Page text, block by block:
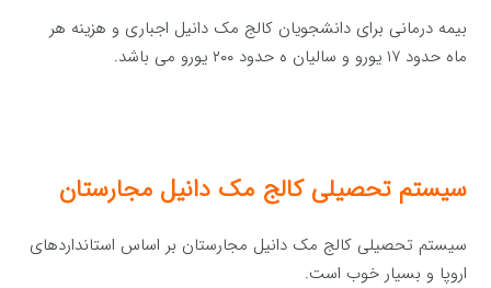
بیمه درمانی برای دانشجویان کالج مک دانیل اجباری و هزینه هر
ماه حدود ۱۷ یورو و سالیان ه حدود ۲۰۰ یورو می باشد.
سیستم تحصیلی کالج مک دانیل مجارستان
سیستم تحصیلی کالج مک دانیل مجارستان بر اساس استانداردهای
اروپا و بسیار خوب است.